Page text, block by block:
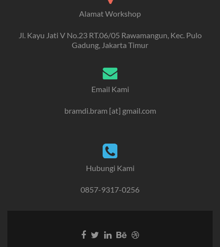
Alamat Workshop
Jl. Kayu Jati V No.23 RT.06/05 Rawamangun, Kec. Pulo
Gadung, Jakarta Timur
Email Kami
bramdi.bram [at] gmail.com
Hubungi Kami
0857-9317-0256